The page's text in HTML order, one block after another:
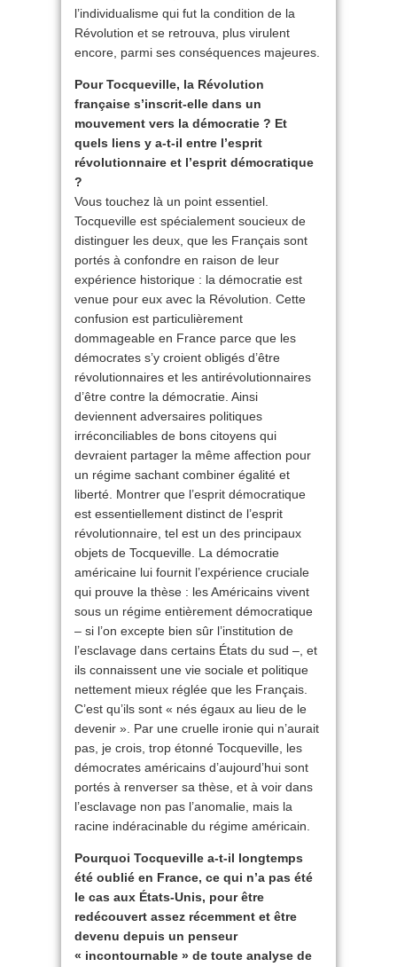
l’individualisme qui fut la condition de la
Révolution et se retrouva, plus virulent
encore, parmi ses conséquences majeures.
Pour Tocqueville, la Révolution
française s’inscrit-elle dans un
mouvement vers la démocratie ? Et
quels liens y a-t-il entre l’esprit
révolutionnaire et l’esprit démocratique
?
Vous touchez là un point essentiel.
Tocqueville est spécialement soucieux de
distinguer les deux, que les Français sont
portés à confondre en raison de leur
expérience historique : la démocratie est
venue pour eux avec la Révolution. Cette
confusion est particulièrement
dommageable en France parce que les
démocrates s’y croient obligés d’être
révolutionnaires et les antirévolutionnaires
d’être contre la démocratie. Ainsi
deviennent adversaires politiques
irréconciliables de bons citoyens qui
devraient partager la même affection pour
un régime sachant combiner égalité et
liberté. Montrer que l’esprit démocratique
est essentiellement distinct de l’esprit
révolutionnaire, tel est un des principaux
objets de Tocqueville. La démocratie
américaine lui fournit l’expérience cruciale
qui prouve la thèse : les Américains vivent
sous un régime entièrement démocratique
– si l’on excepte bien sûr l’institution de
l’esclavage dans certains États du sud –, et
ils connaissent une vie sociale et politique
nettement mieux réglée que les Français.
C’est qu’ils sont « nés égaux au lieu de le
devenir ». Par une cruelle ironie qui n’aurait
pas, je crois, trop étonné Tocqueville, les
démocrates américains d’aujourd’hui sont
portés à renverser sa thèse, et à voir dans
l’esclavage non pas l’anomalie, mais la
racine indéracinable du régime américain.
Pourquoi Tocqueville a-t-il longtemps
été oublié en France, ce qui n’a pas été
le cas aux États-Unis, pour être
redécouvert assez récemment et être
devenu depuis un penseur
« incontournable » de toute analyse de